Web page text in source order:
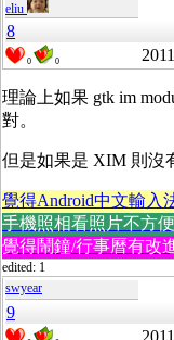
eliu
8
0 0
理論上如果 gtk im
對。
但是如果是 XIM 則沒
覺得Android中文輸入
手機照相看照片不方
覺得鬧鐘/行事曆有改
edited: 1
swyear
9